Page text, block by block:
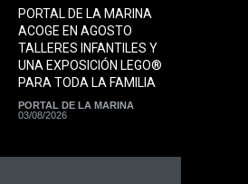
PORTAL DE LA MARINA
ACOGE EN AGOSTO
TALLERES INFANTILES Y
UNA EXPOSICIÓN LEGO®
PARA TODA LA FAMILIA
PORTAL DE LA MARINA
03/08/2026